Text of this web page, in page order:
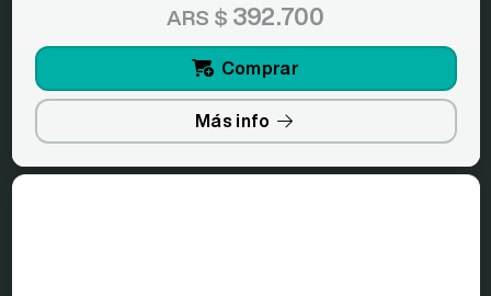
ARS $ 392.700
Comprar
Más info